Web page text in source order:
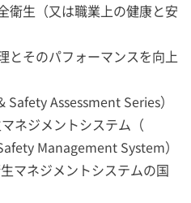
衛生（又は職業上の健康と安
とそのパフォーマンスを向上
Assessment Series）
ネジメントシステム（
Management System）
マネジメントシステムの国